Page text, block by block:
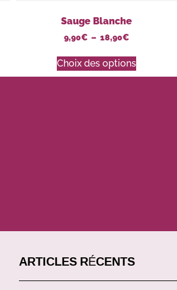
Sauge Blanche
9,90€ – 18,90€
Choix des options
ARTICLES RÉCENTS